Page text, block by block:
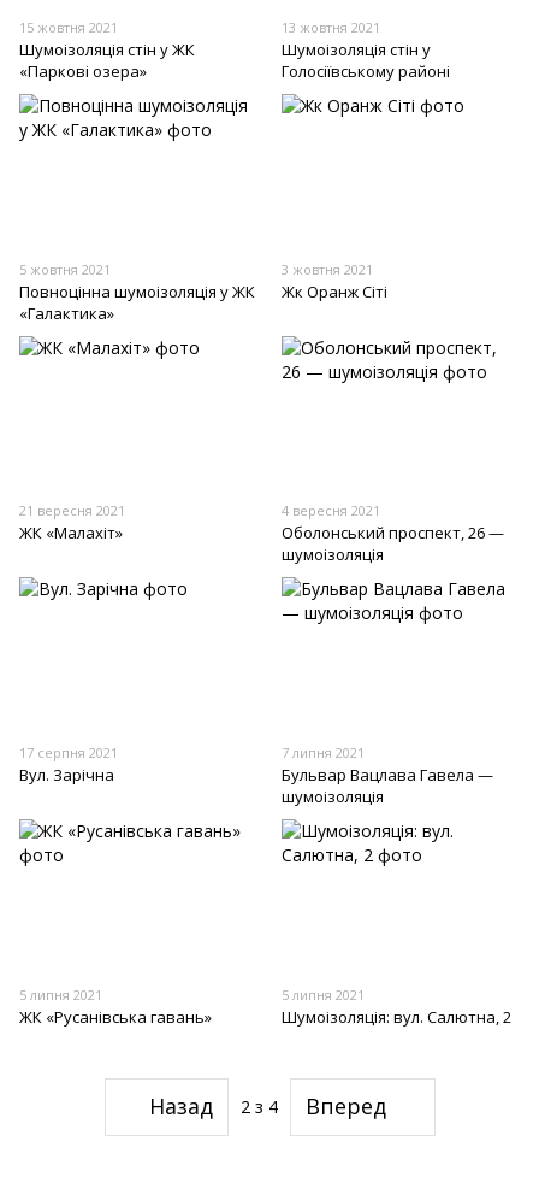
15 жовтня 2021
Шумоізоляція стін у ЖК
«Паркові озера»
13 жовтня 2021
Шумоізоляція стін у
Голосіївському районі
5 жовтня 2021
Повноцінна шумоізоляція у ЖК
«Галактика»
3 жовтня 2021
Жк Оранж Сіті
21 вересня 2021
ЖК «Малахіт»
4 вересня 2021
Оболонський проспект, 26 —
шумоізоляція
17 серпня 2021
Вул. Зарічна
7 липня 2021
Бульвар Вацлава Гавела —
шумоізоляція
5 липня 2021
ЖК «Русанівська гавань»
5 липня 2021
Шумоізоляція: вул. Салютна, 2
Назад 2 з 4 Вперед